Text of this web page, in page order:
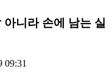
니라 손에 남는 실
09:31